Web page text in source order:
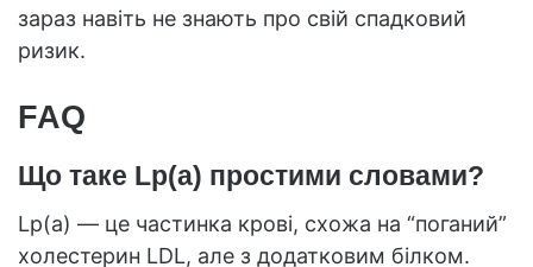
зараз навіть не знають про свій спадковий
ризик.
FAQ
Що таке Lp(a) простими словами?
Lp(a) — це частинка крові, схожа на “поганий”
холестерин LDL, але з додатковим білком.